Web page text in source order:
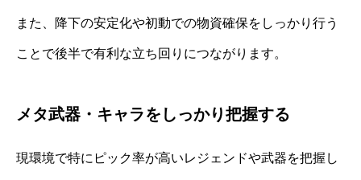
また、降下の安定化や初動での物資確保をしっかり行う
ことで後半で有利な立ち回りにつながります。
メタ武器・キャラをしっかり把握する
現環境で特にピック率が高いレジェンドや武器を把握し